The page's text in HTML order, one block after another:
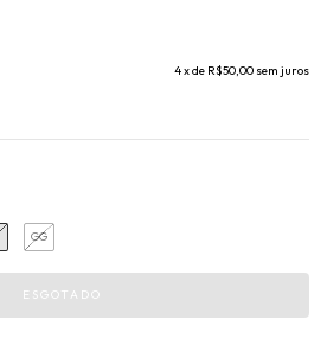
4x de R$50,00 sem juros
GG